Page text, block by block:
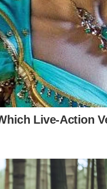
ที่มีการเสนอ(ซึ่งการเ
จริง
มาธิการร่างพระราช
ที่ทุ่มเททำงานอย่างห
กการกล่าวหาในเรื่อ
พระราชบัญญัติกัญชากั
ประโยชน์ของประชา